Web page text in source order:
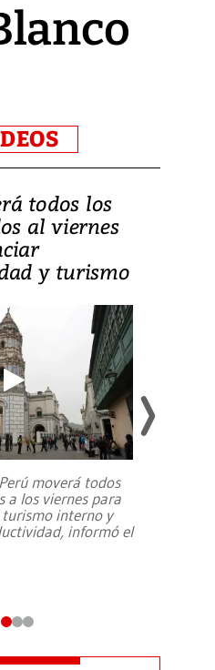
todos los
al viernes
y turismo
moverá todos
a los viernes para
interno y
informó el